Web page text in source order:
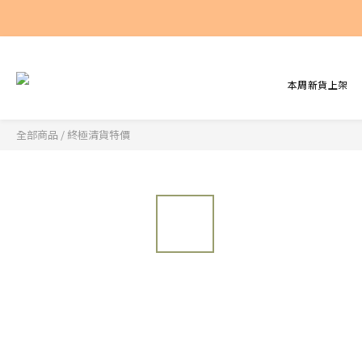
本周新貨上架
全部商品 / 終極清貨特價